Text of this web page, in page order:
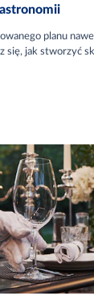
planu
się, jak stworzyć